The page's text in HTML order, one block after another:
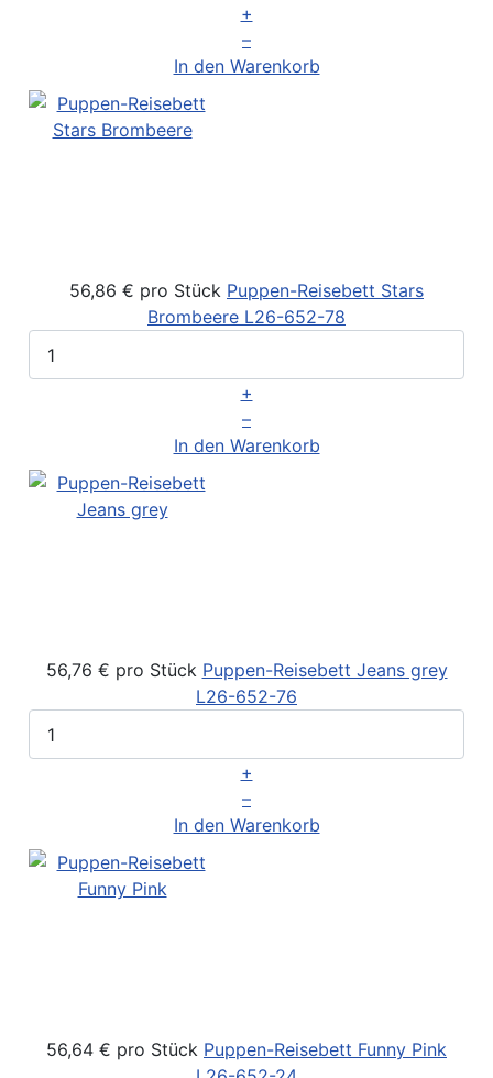
+
–
In den Warenkorb
56,86 € pro Stück Puppen-Reisebett Stars
Brombeere L26-652-78
+
–
In den Warenkorb
56,76 € pro Stück Puppen-Reisebett Jeans grey
L26-652-76
+
–
In den Warenkorb
56,64 € pro Stück Puppen-Reisebett Funny Pink